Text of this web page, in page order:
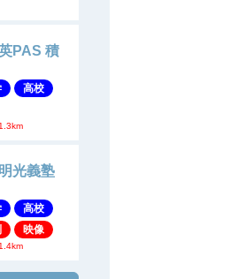
PAS 積
高校
1.3km
光義塾
高校
映像
1.4km